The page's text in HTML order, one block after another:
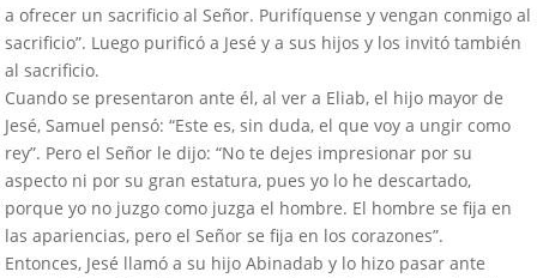
a ofrecer un sacrificio al Señor. Purifíquense y vengan conmigo al
sacrificio”. Luego purificó a Jesé y a sus hijos y los invitó también
al sacrificio.
Cuando se presentaron ante él, al ver a Eliab, el hijo mayor de
Jesé, Samuel pensó: “Este es, sin duda, el que voy a ungir como
rey”. Pero el Señor le dijo: “No te dejes impresionar por su
aspecto ni por su gran estatura, pues yo lo he descartado,
porque yo no juzgo como juzga el hombre. El hombre se fija en
las apariencias, pero el Señor se fija en los corazones”.
Entonces, Jesé llamó a su hijo Abinadab y lo hizo pasar ante